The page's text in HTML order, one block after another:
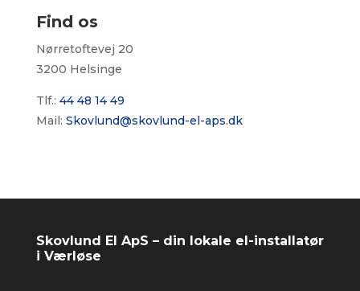
Find os
Nørretoftevej 20
3200 Helsinge
Tlf.: 44 48 14 49
Mail: Skovlund@skovlund-el-aps.dk
Skovlund El ApS – din lokale el-installatør
i Værløse